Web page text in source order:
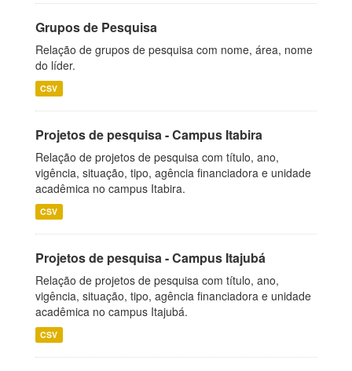
Grupos de Pesquisa
Relação de grupos de pesquisa com nome, área, nome
do líder.
CSV
Projetos de pesquisa - Campus Itabira
Relação de projetos de pesquisa com título, ano,
vigência, situação, tipo, agência financiadora e unidade
acadêmica no campus Itabira.
CSV
Projetos de pesquisa - Campus Itajubá
Relação de projetos de pesquisa com título, ano,
vigência, situação, tipo, agência financiadora e unidade
acadêmica no campus Itajubá.
CSV